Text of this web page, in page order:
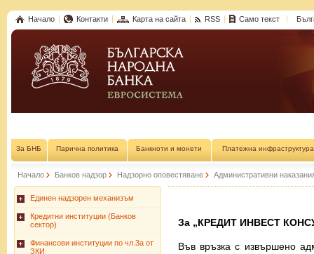
Начало Контакти Карта на сайта RSS Само текст
За БНБ Парична политика Банкноти и монети Платежна инфраструктура
Начало Банков надзор Надзорно оповестяване Административни
Единен надзорен механизъм
Кредитни институции (Банков
сектор)
Финансови институции по чл.3а от
ЗКИ
За „КРЕДИТ ИНВЕСТ
Във връзка с извършено